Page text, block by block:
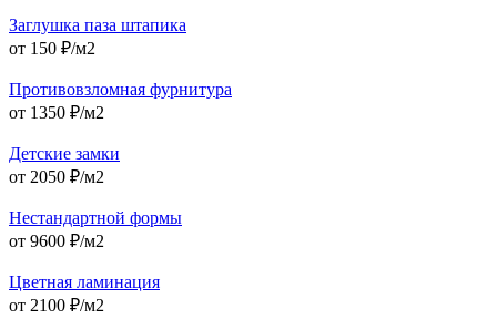
Заглушка паза штапика
от 150 ₽/м2
Противовзломная фурнитура
от 1350 ₽/м2
Детские замки
от 2050 ₽/м2
Нестандартной формы
от 9600 ₽/м2
Цветная ламинация
от 2100 ₽/м2